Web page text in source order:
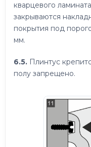
кварцевого
закрываются
покрытия под
мм.
6.5. Плинтус
полу запрещено.